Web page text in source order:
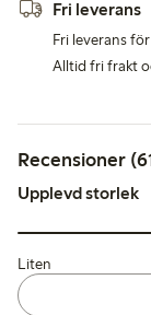
Fri leverans
Fri leverans
Alltid fri frakt
Recensioner
Upplevd storlek
Liten